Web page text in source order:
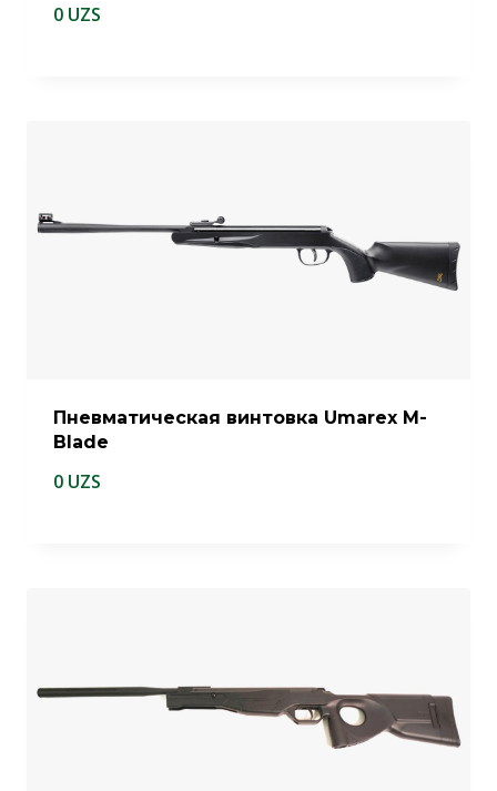
0 UZS
Пневматическая винтовка Umarex M-
Blade
0 UZS